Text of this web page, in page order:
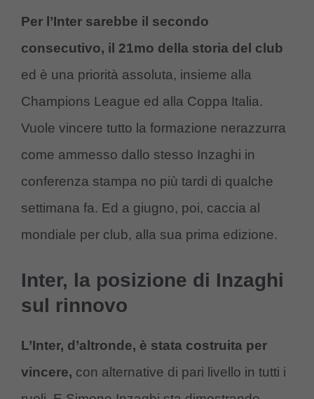
Per l’Inter sarebbe il secondo
consecutivo, il 21mo della storia del club
ed è una priorità assoluta, insieme alla
Champions League ed alla Coppa Italia.
Vuole vincere tutto la formazione nerazzurra
come ammesso dallo stesso Inzaghi in
conferenza stampa no più tardi di qualche
settimana fa. Ed a giugno, poi, caccia al
mondiale per club, alla sua prima edizione.
Inter, la posizione di Inzaghi
sul rinnovo
L’Inter, d’altronde, è stata costruita per
vincere, con alternative di pari livello in tutti i